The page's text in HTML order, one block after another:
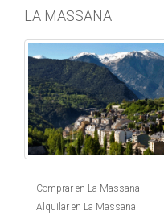
LA MASSANA
Comprar en La Massana
Alquilar en La Massana